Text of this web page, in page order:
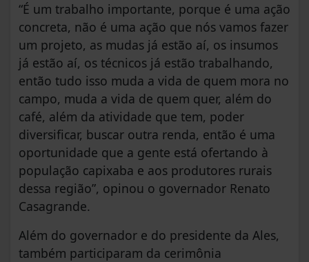
“É um trabalho importante, porque é uma ação
concreta, não é uma ação que nós vamos fazer
um projeto, as mudas já estão aí, os insumos
já estão aí, os técnicos já estão trabalhando,
então tudo isso muda a vida de quem mora no
campo, muda a vida de quem quer, além do
café, além da atividade que tem, poder
diversificar, buscar outra renda, então é uma
oportunidade que a gente está ofertando à
população capixaba e aos produtores rurais
dessa região”, opinou o governador Renato
Casagrande.
Além do governador e do presidente da Ales,
também participaram da cerimônia